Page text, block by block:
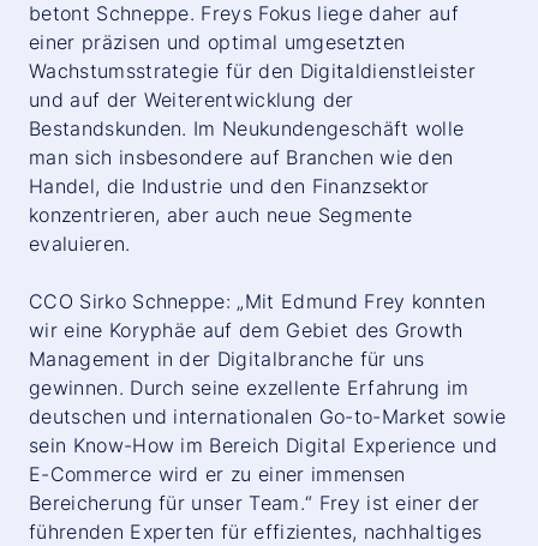
betont Schneppe. Freys Fokus liege daher auf
einer präzisen und optimal umgesetzten
Wachstumsstrategie für den Digitaldienstleister
und auf der Weiterentwicklung der
Bestandskunden. Im Neukundengeschäft wolle
man sich insbesondere auf Branchen wie den
Handel, die Industrie und den Finanzsektor
konzentrieren, aber auch neue Segmente
evaluieren.
CCO Sirko Schneppe: „Mit Edmund Frey konnten
wir eine Koryphäe auf dem Gebiet des Growth
Management in der Digitalbranche für uns
gewinnen. Durch seine exzellente Erfahrung im
deutschen und internationalen Go-to-Market sowie
sein Know-How im Bereich Digital Experience und
E-Commerce wird er zu einer immensen
Bereicherung für unser Team.“ Frey ist einer der
führenden Experten für effizientes, nachhaltiges